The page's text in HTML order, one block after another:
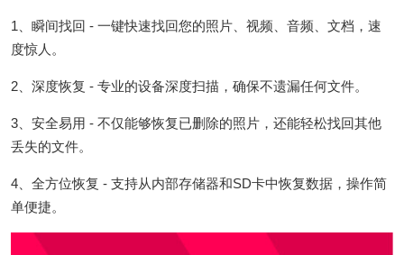
1、瞬间找回 - 一键快速找回您的照片、视频、音频、文档，速
度惊人。
2、深度恢复 - 专业的设备深度扫描，确保不遗漏任何文件。
3、安全易用 - 不仅能够恢复已删除的照片，还能轻松找回其他
丢失的文件。
4、全方位恢复 - 支持从内部存储器和SD卡中恢复数据，操作简
单便捷。